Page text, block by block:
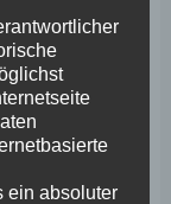
ein absoluter